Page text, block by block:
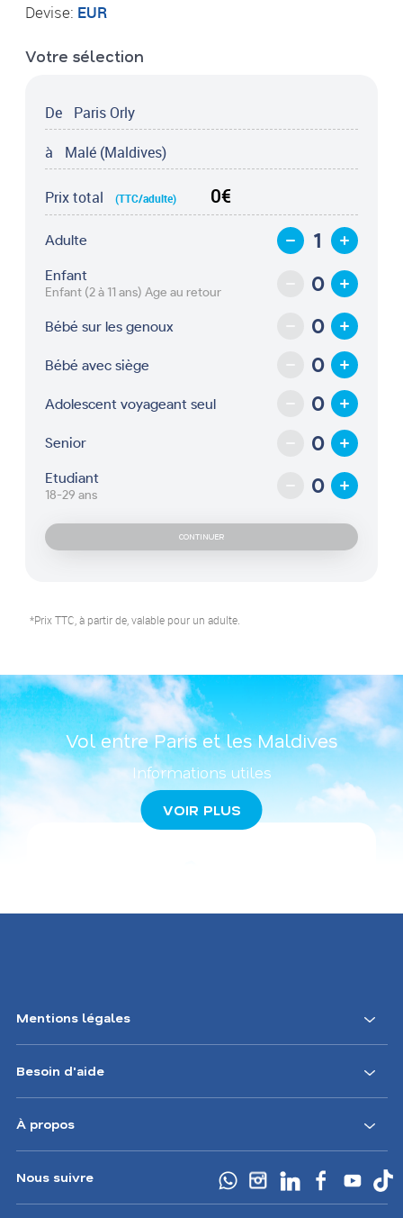
Devise: EUR
Votre sélection
De
Paris Orly
à
Malé (Maldives)
Prix total (TTC/adulte) 0€
Adulte
Bébé sur les genoux
Bébé avec siège
Enfant
Enfant (2 à 11 ans) Age au retour
Adolescent voyageant seul
Senior
Etudiant
18-29 ans
*Prix TTC, à partir de, valable pour un adulte.
VOIR PLUS
Vol entre Paris et les Maldives
Informations utiles
Vol Paris - Maldives : décollez
vers le paradis au meilleur
Mentions légales
Besoin d'aide
À propos
Nous suivre